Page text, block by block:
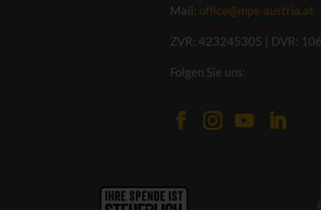
Mail: office@mps-austria.at
ZVR: 423245305 | DVR:
Folgen Sie uns: